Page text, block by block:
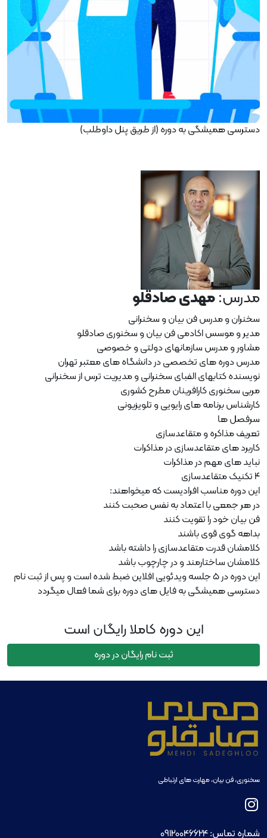
دسترسی همیشگی به دوره (از طریق پنل داوطلب)
مدرس:مهدی صادقلو
سخنران و مدرس فن بیان و سخنرانی
مدیر و موسس اکادمی فن بیان و سخنوری صادقلو
مشاور و مدرس سازمانهای دولتی و خصوصی
مدرس دوره های تخصصی در دانشگاه های معتبر تهران
نویسنده کتابهای الفبای سخنرانی و مدیریت ترس از سخنرانی
مربی سخنوری کارافرینان مطرح کشوری
کارشناس برنامه های رایویی و تلویزیونی
سرفصل ها
تعریف مذاکره و متقاعدسازی
کاربرد های متقاعدسازی در مذاکرات
نباید های مهم در مذاکرات
۴ تکنیک متقاعدسازی
این دوره مناسب افرادیست که میخواهند:
در هر جمعی با اعتماد به نفس صحبت کنند
فن بیان خود را تقویت کنند
بداهه گوی قوی باشند
کلامشان قدرت متقاعدسازی را داشته باشد
کلامشان ساختارمند و در چارچوب باشد
این دوره در ۵ جلسه ویدئویی افلاین ضبط شده است و پس از ثبت نام
دسترسی همیشگی به فایل های دوره برای شما فعال میگردد
این دوره کاملا رایگان است
ثبت نام رایگان در دوره
سخنوری، فن بیان، مهارت های ارتباطی
شماره تماس:09120046624